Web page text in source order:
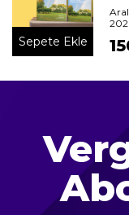
Sepete Ekle